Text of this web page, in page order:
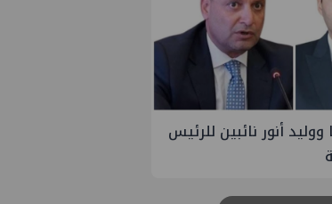
تاون جاس تسيطر علي كسر ماسورة في